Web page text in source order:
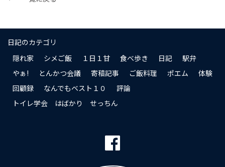
日記のカテゴリ
隠れ家
シメご飯 １日１甘 食べ歩き 日記
駅弁
やぁ!
とんかつ会議 寄稿記事 ご飯料理 ポエム
体験
回顧録
なんでもベスト１０
評論
トイレ学会 はばかり せっちん